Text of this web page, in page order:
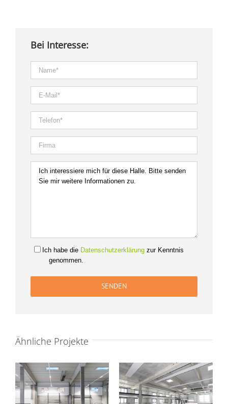
Bei Interesse:
Ich habe die Datenschutzerklärung zur Kenntnis
genommen.
Ähnliche Projekte